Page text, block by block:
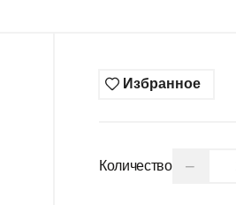
Избранное
Количество −